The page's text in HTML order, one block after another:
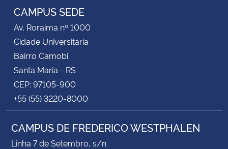
CAMPUS SEDE
Av. Roraima nº 1000
Cidade Universitária
Bairro Camobi
Santa Maria - RS
CEP: 97105-900
+55 (55) 3220-8000
CAMPUS DE FREDERICO WESTPHALEN
Linha 7 de Setembro, s/n